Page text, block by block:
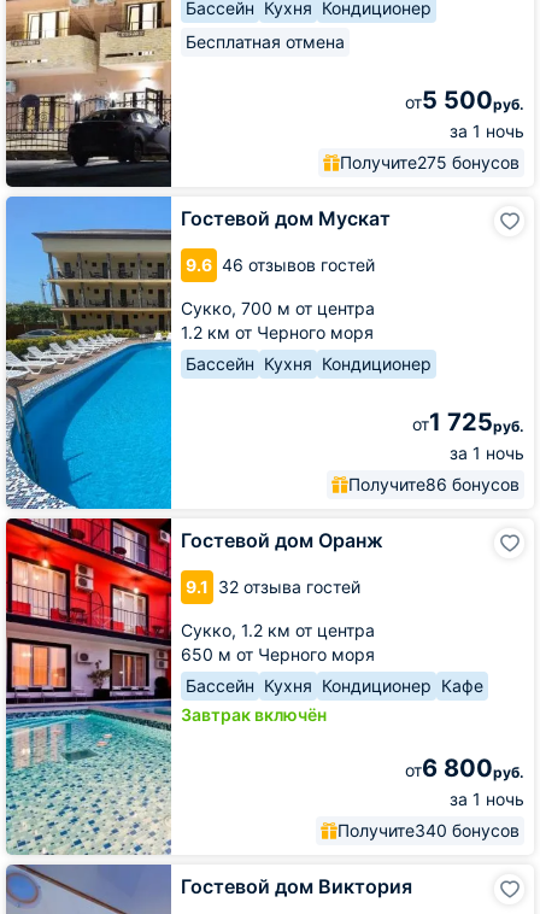
Бассейн Кухня Кондиционер
Бесплатная отмена
от5 500руб.
за 1 ночь
Получите275 бонусов
Гостевой дом Мускат
9.6 46 отзывов гостей
Сукко, 700 м от центра
1.2 км от Черного моря
Бассейн Кухня Кондиционер
от1 725руб.
за 1 ночь
Получите86 бонусов
Гостевой
Мускат
Гостевой дом Оранж
9.1 32 отзыва гостей
Сукко, 1.2 км от центра
650 м от Черного моря
Бассейн Кухня Кондиционер Кафе
Завтрак включён
от6 800руб.
за 1 ночь
Получите340 бонусов
Гостевой
дом
Оранж
Гостевой дом Виктория
Гостевой
дом